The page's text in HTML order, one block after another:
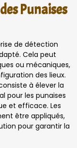
Punaises
de détection
Cela peut
ou mécaniques,
des lieux.
à élever la
pour les punaises
et efficace. Les
être appliqués,
pour garantir la